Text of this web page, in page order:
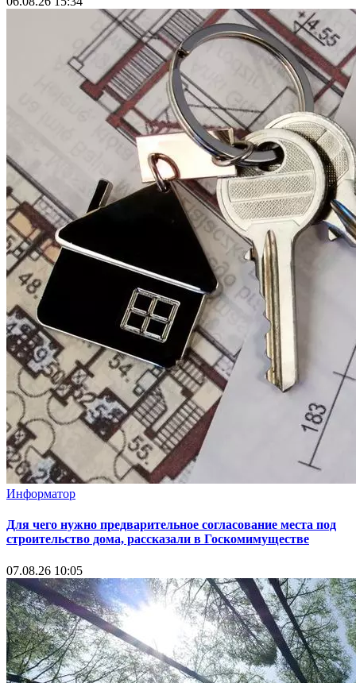
Информатор
Для чего нужно предварительное согласование места под
строительство дома, рассказали в Госкомимуществе
07.08.26 10:05